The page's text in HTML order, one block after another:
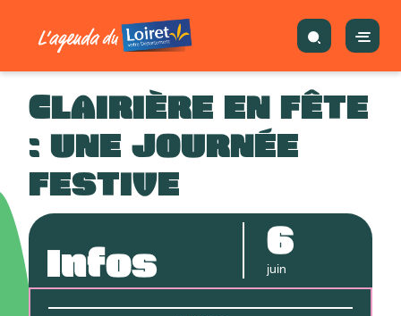
CLAIRIÈRE EN FÊTE
: UNE JOURNÉE
FESTIVE
Infos 6
juin